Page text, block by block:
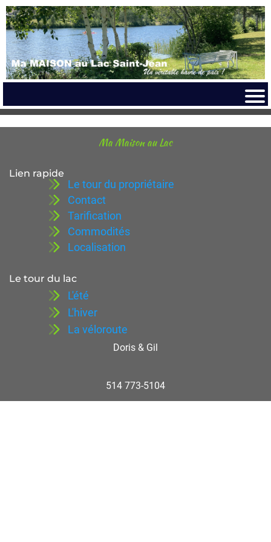
Ma Maison au Lac
Lien rapide
Le tour du propriétaire
Contact
Tarification
Commodités
Localisation
Le tour du lac
L'été
L'hiver
La véloroute
Doris & Gil
514 773-5104